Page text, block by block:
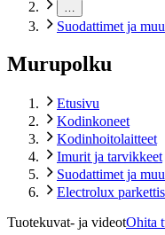
Suodattimet ja
Murupolku
Etusivu
Kodinkoneet
Kodinhoitolaitteet
Imurit ja tarvikkeet
Suodattimet ja
Electrolux
Tuotekuvat- ja videotOhita